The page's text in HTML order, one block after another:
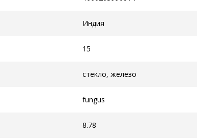
Индия
15
стекло, железо
fungus
8.78